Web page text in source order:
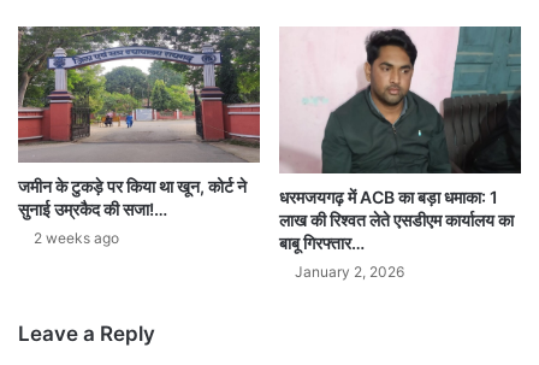
जमीन के टुकड़े पर किया था खून, कोर्ट ने
सुनाई उम्रकैद की सजा!…
2 weeks ago
धरमजयगढ़ में ACB का बड़ा धमाका: 1
लाख की रिश्वत लेते एसडीएम कार्यालय का
बाबू गिरफ्तार…
January 2, 2026
Leave a Reply